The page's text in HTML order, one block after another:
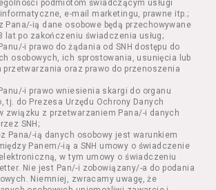
w Seansie lub w części
Wydarzenia;
zestaw określonej liczby Biletów na
części danego Wydarzenia lub
Wydarzenie, przewidziany dla danego
przez Usługodawcę;
– niniejszy regulamin.
ogólne
określa zasady:
Usługobiorcom Usług przez
z zastrzeżeniem usług, o
w ust. 2 pkt 4 i 5 poniżej,
podmiotom świadczącym usługi
e-mail marketingu, prawne itp.;
Pana/-ią dane osobowe będą przechowywane
lat po zakończeniu świadczenia usług;
i prawo do żądania od SNH dostępu do
osobowych, ich sprostowania, usunięcia lub
przetwarzania oraz prawo do przenoszenia
i prawo wniesienia skargi do organu
tj. do Prezesa Urzędu Ochrony Danych
związku z przetwarzaniem Pana/-i danych
SNH;
Pana/-ią danych osobowy jest warunkiem
Panem/-ią a SNH umowy o świadczenie
w tym umowy o świadczeniu
Nie jest Pan/-i zobowiązany/-a do podania
Niemniej, zwracamy uwagę, że